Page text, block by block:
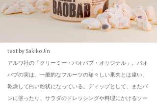
text by Sakiko Jin
アルワ社の「クリーミー・バオバブ・オリジナル」。バオ
バブの実は、一般的なフルーツの瑞々しい果肉とは違い、
乾燥して白い粉状になっている。ディップとして、またパ
ンに塗ったり、サラダのドレッシングや料理にかけるソー